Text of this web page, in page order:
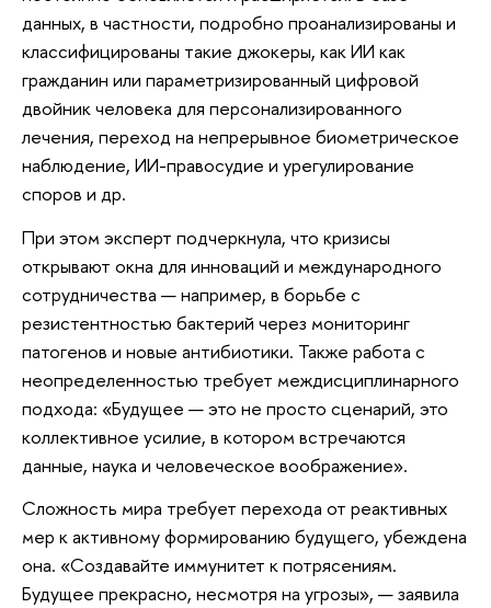
данных, в частности, подробно проанализированы и
классифицированы такие джокеры, как ИИ как
гражданин или параметризированный цифровой
двойник человека для персонализированного
лечения, переход на непрерывное биометрическое
наблюдение, ИИ-правосудие и урегулирование
споров и др.
При этом эксперт подчеркнула, что кризисы
открывают окна для инноваций и международного
сотрудничества — например, в борьбе с
резистентностью бактерий через мониторинг
патогенов и новые антибиотики. Также работа с
неопределенностью требует междисциплинарного
подхода: «Будущее — это не просто сценарий, это
коллективное усилие, в котором встречаются
данные, наука и человеческое воображение».
Сложность мира требует перехода от реактивных
мер к активному формированию будущего, убеждена
она. «Создавайте иммунитет к потрясениям.
Будущее прекрасно, несмотря на угрозы», — заявила